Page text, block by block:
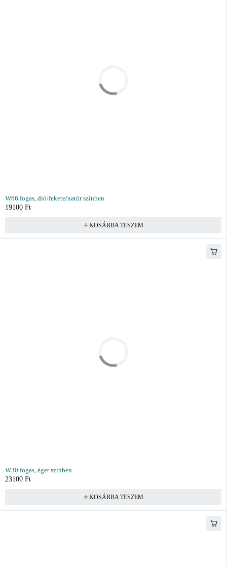
W66 fogas, dió/fekete/natúr színben
19100 Ft
KOSÁRBA TESZEM
W30 fogas, éger színben
23100 Ft
KOSÁRBA TESZEM